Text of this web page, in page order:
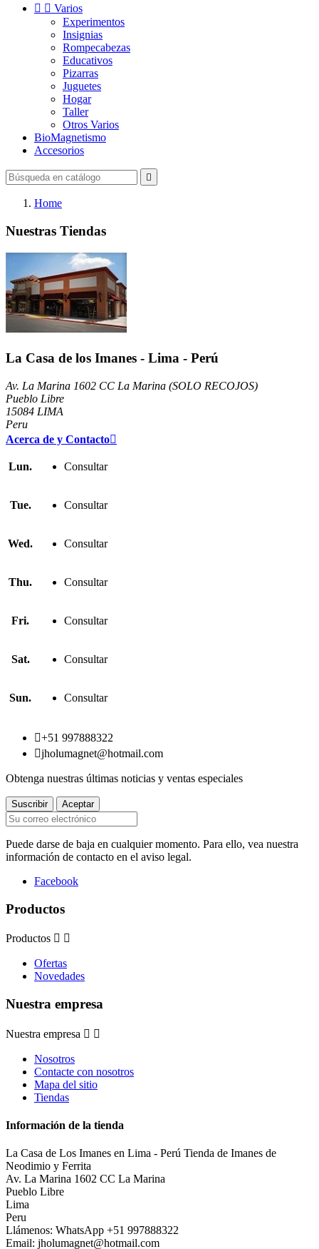
  Varios
Experimentos
Insignias
Rompecabezas
Educativos
Pizarras
Juguetes
Hogar
Taller
Otros Varios
BioMagnetismo
Accesorios

Home
Nuestras Tiendas
La Casa de los Imanes - Lima - Perú
Av. La Marina 1602 CC La Marina (SOLO RECOJOS)
Pueblo Libre
15084 LIMA
Peru
Acerca de y Contacto
Lun. Consultar
Tue. Consultar
Wed. Consultar
Thu. Consultar
Fri. Consultar
Sat. Consultar
Sun. Consultar
+51 997888322
jholumagnet@hotmail.com
Obtenga nuestras últimas noticias y ventas especiales
Puede darse de baja en cualquier momento. Para ello, vea nuestra
información de contacto en el aviso legal.
Facebook
Productos
Productos  
Ofertas
Novedades
Nuestra empresa
Nuestra empresa  
Nosotros
Contacte con nosotros
Mapa del sitio
Tiendas
Información de la tienda
La Casa de Los Imanes en Lima - Perú Tienda de Imanes de
Neodimio y Ferrita
Av. La Marina 1602 CC La Marina
Pueblo Libre
Lima
Peru
Llámenos: WhatsApp +51 997888322
Email: jholumagnet@hotmail.com